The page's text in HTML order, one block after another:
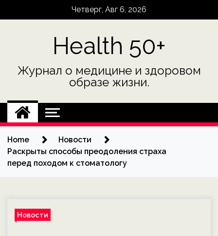
Четверг, Авг 6, 2026
Health 50+
Журнал о медицине и здоровом
образе жизни.
Home
Новости
Раскрыты способы преодоления страха
перед походом к стоматологу
Новости